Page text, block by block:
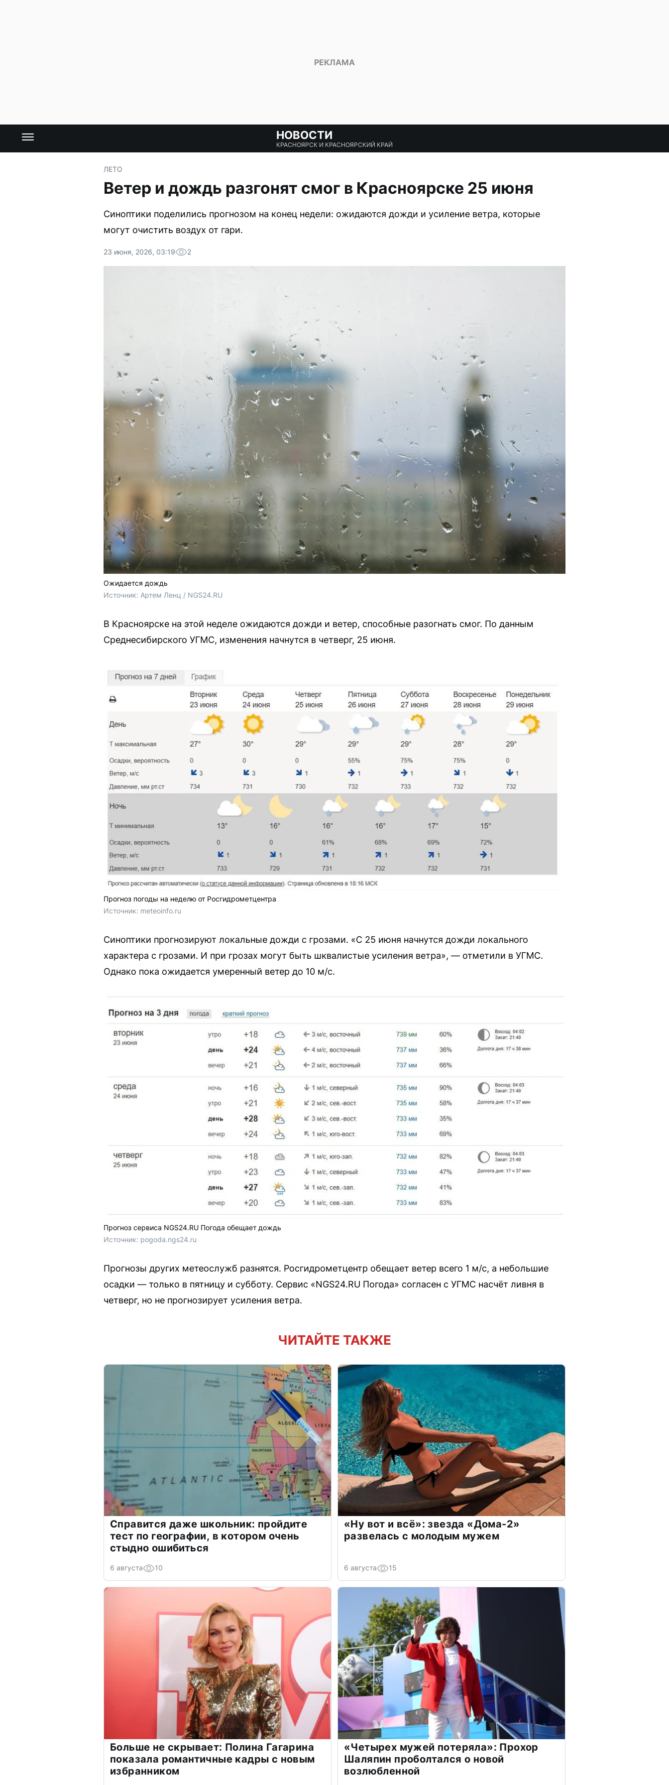
НОВОСТИ
КРАСНОЯРСК И КРАСНОЯРСКИЙ КРАЙ
ЛЕТО
Ветер и дождь разгонят смог в Красноярске 25 июня
Синоптики поделились прогнозом на конец недели: ожидаются дожди и усиление ветра, которые
могут очистить воздух от гари.
23 июня, 2026, 03:19 2
Ожидается дождь
Источник: Артем Ленц / NGS24.RU
В Красноярске на этой неделе ожидаются дожди и ветер, способные разогнать смог. По данным
Среднесибирского УГМС, изменения начнутся в четверг, 25 июня.
Прогноз погоды на неделю от Росгидрометцентра
Источник: meteoinfo.ru
Синоптики прогнозируют локальные дожди с грозами. «С 25 июня начнутся дожди локального
характера с грозами. И при грозах могут быть шквалистые усиления ветра», — отметили в УГМС.
Однако пока ожидается умеренный ветер до 10 м/с.
Прогноз сервиса NGS24.RU Погода обещает дождь
Источник: pogoda.ngs24.ru
Прогнозы других метеослужб разнятся. Росгидрометцентр обещает ветер всего 1 м/с, а небольшие
осадки — только в пятницу и субботу. Сервис «NGS24.RU Погода» согласен с УГМС насчёт ливня в
четверг, но не прогнозирует усиления ветра.
ЧИТАЙТЕ ТАКЖЕ
Справится даже школьник: пройдите
тест по географии, в котором очень
стыдно ошибиться
6 августа 10
«Ну вот и всё»: звезда «Дома-2»
развелась с молодым мужем
6 августа 15
Больше не скрывает: Полина Гагарина
показала романтичные кадры с новым
избранником
«Четырех мужей потеряла»: Прохор
Шаляпин проболтался о новой
возлюбленной